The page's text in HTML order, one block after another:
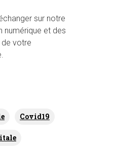
sur notre
numérique et des
votre
Covid19